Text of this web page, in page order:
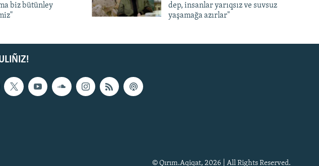
biz bütünley
dep, insanlar yarıqsız ve suvsuz
yaşamağa azırlar"
© Qırım.Aqiqat, 2026 | All Rights Reserved.